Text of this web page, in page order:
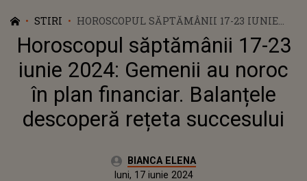
STIRI
HOROSCOPUL SĂPTĂMÂNII 17-23 IUNIE
2024: GEMENII AU NOROC ÎN PLAN
FINANCIAR. BALANȚELE DESCOPERĂ
REȚETA SUCCESULUI
Horoscopul săptămânii 17-23
iunie 2024: Gemenii au noroc
în plan financiar. Balanțele
descoperă rețeta succesului
Autor:BIANCA ELENA
Actualizat:
luni, 17 iunie 2024